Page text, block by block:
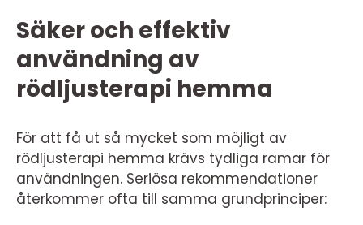
Säker och effektiv
användning av
rödljusterapi hemma
För att få ut så mycket som möjligt av
rödljusterapi hemma krävs tydliga ramar för
användningen. Seriösa rekommendationer
återkommer ofta till samma grundprinciper: